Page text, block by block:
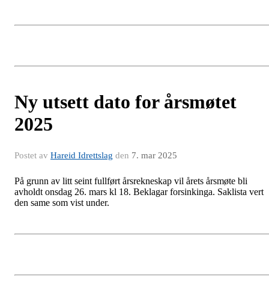
Ny utsett dato for årsmøtet
2025
Postet av Hareid Idrettslag den 7. mar 2025
På grunn av litt seint fullført årsrekneskap vil årets årsmøte bli
avholdt onsdag 26. mars kl 18. Beklagar forsinkinga. Saklista vert
den same som vist under.